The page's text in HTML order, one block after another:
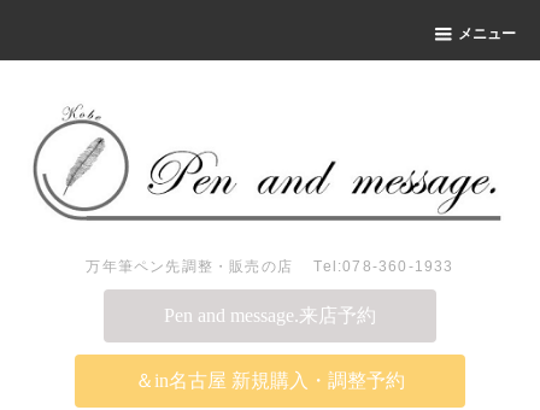
メニュー
万年筆ペン先調整・販売の店 Tel:078-360-1933
Pen and message.来店予約
＆in名古屋 新規購入・調整予約